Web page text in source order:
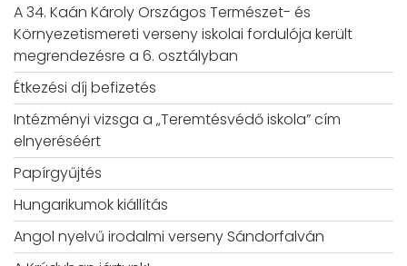
A 34. Kaán Károly Országos Természet- és
Környezetismereti verseny iskolai fordulója került
megrendezésre a 6. osztályban
Étkezési díj befizetés
Intézményi vizsga a „Teremtésvédő iskola” cím
elnyeréséért
Papírgyűjtés
Hungarikumok kiállítás
Angol nyelvű irodalmi verseny Sándorfalván